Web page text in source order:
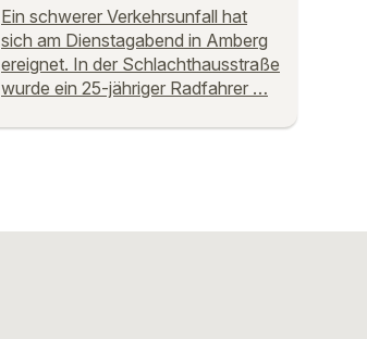
Ein schwerer Verkehrsunfall hat
sich am Dienstagabend in Amberg
ereignet. In der Schlachthausstraße
wurde ein 25-jähriger Radfahrer …